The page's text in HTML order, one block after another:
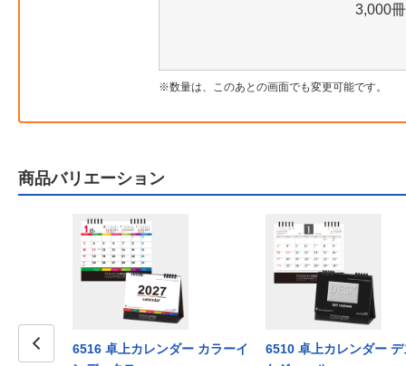
3,000冊
数量は、このあとの画面でも変更可能です。
商品バリエーション
6516 卓上カレンダー カラーイ
6510 卓上カレンダー